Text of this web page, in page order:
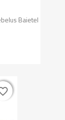
Baietel